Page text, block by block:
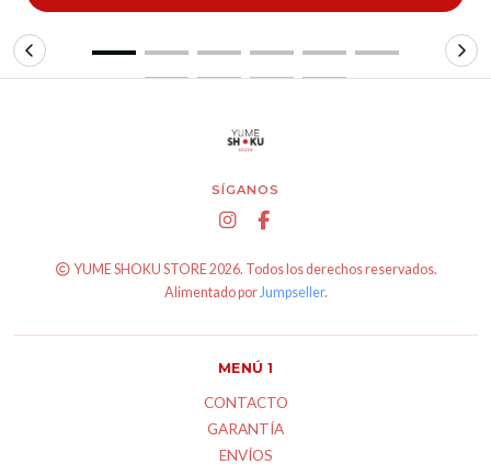
SÍGANOS
YUME SHOKU STORE 2026. Todos los derechos reservados.
Alimentado por Jumpseller.
MENÚ 1
CONTACTO
GARANTÍA
ENVÍOS